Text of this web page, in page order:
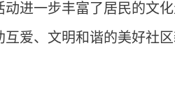
进一步丰富了居民的文
爱、文明和谐的美好社